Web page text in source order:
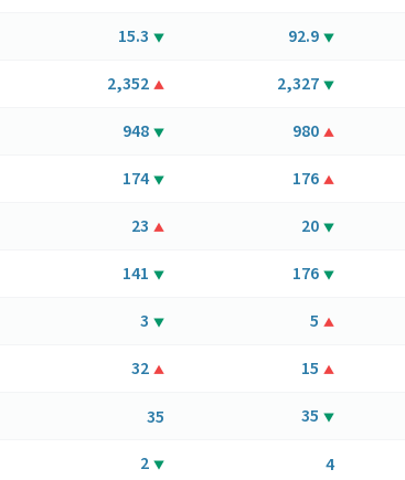
15.3 ▼ 92.9 ▼
2,352 ▲ 2,327 ▼
948 ▼ 980 ▲
174 ▼ 176 ▲
23 ▲ 20 ▼
141 ▼ 176 ▼
3 ▼ 5 ▲
32 ▲ 15 ▲
35 35 ▼
2 ▼ 4